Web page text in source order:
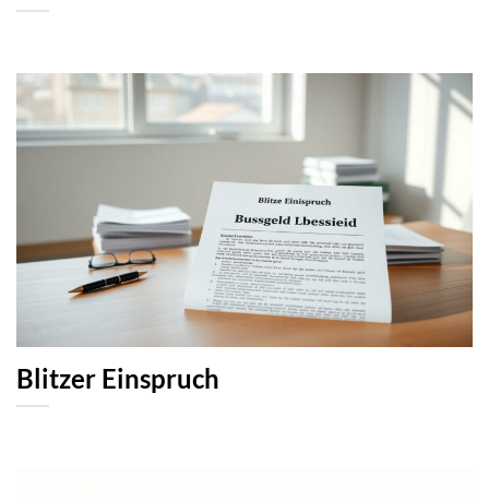
Blitzer Einspruch